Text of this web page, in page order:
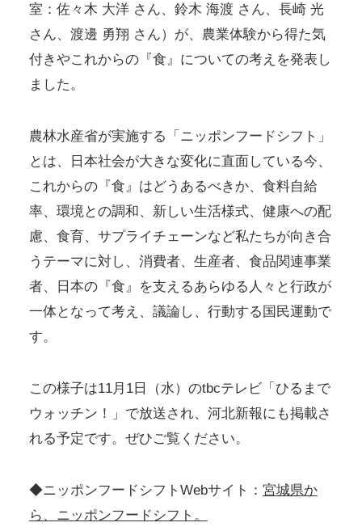
室：佐々木 大洋 さん、鈴木 海渡 さん、長崎 光
さん、渡邊 勇翔 さん）が、農業体験から得た気
付きやこれからの『食』についての考えを発表し
ました。
農林水産省が実施する「ニッポンフードシフト」
とは、日本社会が大きな変化に直面している今、
これからの『食』はどうあるべきか、食料自給
率、環境との調和、新しい生活様式、健康への配
慮、食育、サプライチェーンなど私たちが向き合
うテーマに対し、消費者、生産者、食品関連事業
者、日本の『食』を支えるあらゆる人々と行政が
一体となって考え、議論し、行動する国民運動で
す。
この様子は11月1日（水）のtbcテレビ「ひるまで
ウォッチン！」で放送され、河北新報にも掲載さ
れる予定です。ぜひご覧ください。
◆ニッポンフードシフトWebサイト： 宮城県か
ら、ニッポンフードシフト。